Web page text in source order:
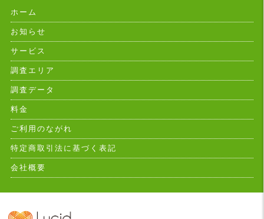
ホーム
お知らせ
サービス
調査エリア
調査データ
料金
ご利用のながれ
特定商取引法に基づく表記
会社概要